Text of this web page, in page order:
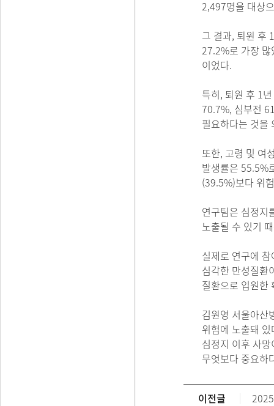
2,497명을 대상
그 결과, 퇴원 후
27.2%로 가장 많
이었다.
특히, 퇴원 후 1
70.7%, 심부전
필요하다는 것을
또한, 고령 및 여
발생률은 55.5%
(39.5%)보다 위
연구팀은 심정지
노출될 수 있기
실제로 연구에
심각한 만성질환
질환으로 입원한
김원영 서울아산
위험에 노출돼
심정지 이후 사
무엇보다 중요하
이전글